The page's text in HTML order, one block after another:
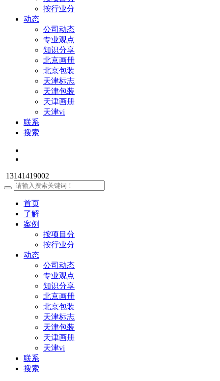
按行业分
动态
公司动态
专业观点
知识分享
北京画册
北京包装
天津标志
天津包装
天津画册
天津vi
联系
搜索
13141419002
首页
了解
案例
按项目分
按行业分
动态
公司动态
专业观点
知识分享
北京画册
北京包装
天津标志
天津包装
天津画册
天津vi
联系
搜索